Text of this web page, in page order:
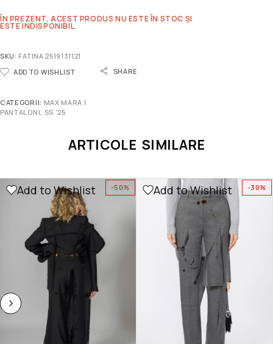
ÎN PREZENT, ACEST PRODUS NU ESTE ÎN STOC ȘI
ESTE INDISPONIBIL.
SKU: FATINA 2519131121
ADD TO WISHLIST
SHARE
CATEGORII: MAX MARA |
PANTALONI SS '25
ARTICOLE SIMILARE
-50%
Add to Wishlist -30%
Add to Wishlist